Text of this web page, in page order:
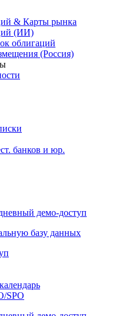
& Карты рынка
(ИИ)
облигаций
(Россия)
банков и юр.
демо-доступ
базу данных
SPO